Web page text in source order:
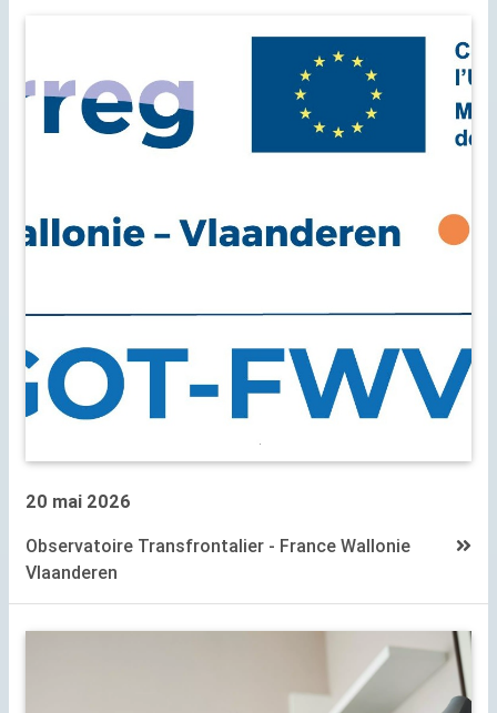
20 mai 2026
Observatoire Transfrontalier - France Wallonie
Vlaanderen